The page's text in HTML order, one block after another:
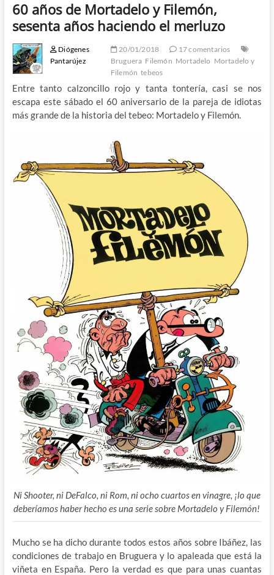
60 años de Mortadelo y Filemón,
sesenta años haciendo el merluzo
Diógenes
Pantarújez
20/01/2018
17 comentarios
Bruguera Filemón Mortadelo Mortadelo y
Filemón tebeos
Entre tanto calzoncillo rojo y tanta tontería, casi se nos
escapa este sábado el 60 aniversario de la pareja de idiotas
más grande de la historia del tebeo: Mortadelo y Filemón.
Ni Shooter, ni DeFalco, ni Rom, ni ocho cuartos en vinagre, ¡lo que
deberíamos haber hecho es una serie sobre Mortadelo y Filemón!
Mucho se ha dicho durante todos estos años sobre Ibáñez, las
condiciones de trabajo en Bruguera y lo apaleada que está la
viñeta en España. Pero la verdad es que para unas cuantas